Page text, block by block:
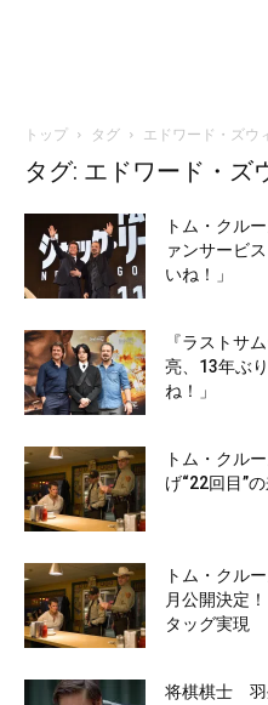
トップ タグ エドワード・ズウ
タグ: エドワード・ズ
トム・クル
ァンサービ
いね！」
『ラストサ
亮、13年ぶ
ね！」
トム・クル
げ“22回目”
トム・クル
月公開決定
タッグ実現
将棋棋士 羽